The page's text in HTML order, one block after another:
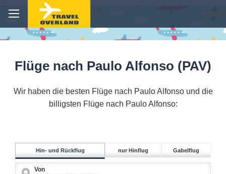
Flüge nach Paulo Alfonso (PAV)
Wir haben die besten Flüge nach Paulo Alfonso und die
billigsten Flüge nach Paulo Alfonso:
Hin- und Rückflug nur Hinflug Gabelflug
Von